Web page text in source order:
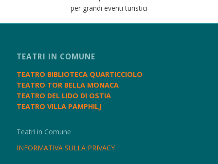
per grandi eventi turistici
TEATRI IN COMUNE
TEATRO BIBLIOTECA QUARTICCIOLO
TEATRO TOR BELLA MONACA
TEATRO DEL LIDO DI OSTIA
TEATRO VILLA PAMPHILJ
Teatri in Comune
INFORMATIVA SULLA PRIVACY